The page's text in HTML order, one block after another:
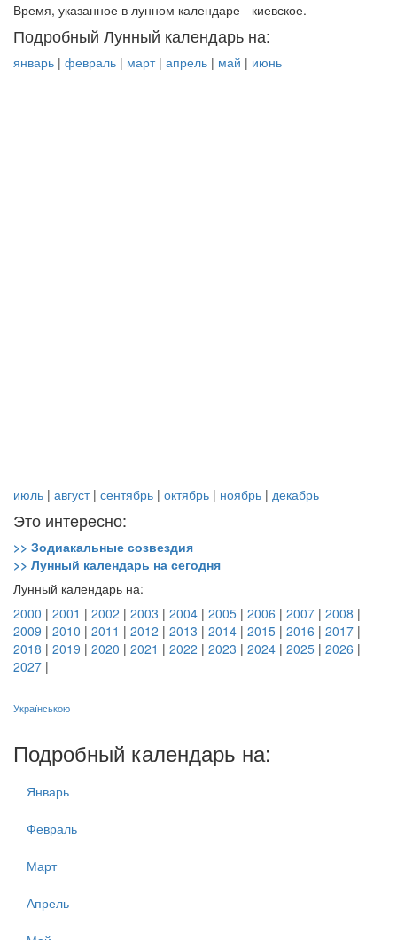
Время, указанное в лунном календаре - киевское.
Подробный Лунный календарь на:
январь | февраль | март| апрель | май | июнь
июль | август| сентябрь | октябрь | ноябрь | декабрь
Это интересно:
>> Зодиакальные созвездия
>> Лунный календарь на сегодня
Лунный календарь на:
2000 | 2001 | 2002 | 2003 | 2004 | 2005 | 2006 | 2007 | 2008 |
2009 | 2010 | 2011 | 2012 | 2013 | 2014 | 2015 | 2016 | 2017 |
2018 | 2019 | 2020 | 2021 | 2022 | 2023 | 2024 | 2025 | 2026 |
2027 |
Українською
Подробный календарь на:
Январь
Февраль
Март
Апрель